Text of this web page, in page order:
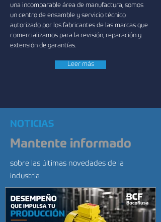
una incomparable área de manufactura, somos
un centro de ensamble y servicio técnico
autorizado por los fabricantes de las marcas que
comercializamos para la revisión, reparación y
extensión de garantías.
Leer más
NOTICIAS
Mantente informado
sobre las últimas novedades de la
industria